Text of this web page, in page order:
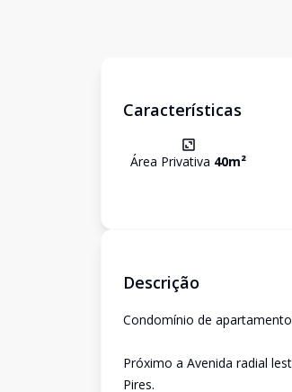
Características
Área Privativa 40m²
Descrição
Condomínio de
Próximo a Avenida radial
Pires.